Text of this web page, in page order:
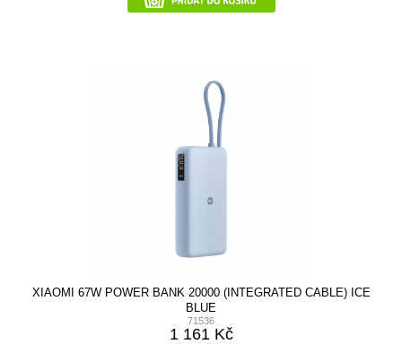
XIAOMI 67W POWER BANK 20000 (INTEGRATED CABLE) ICE
BLUE
71536
1 161 Kč